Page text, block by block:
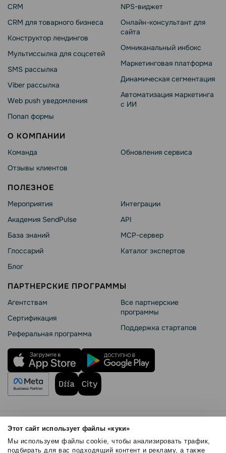
Этот сайт использует файлы «куки»
Мы используем файлы cookie, чтобы анализировать трафик,
подбирать для вас подходящий контент и рекламу, а также
CRM
CRM для товарного бизнеса
Конструктор лендингов
Мультиссылка для соцсетей
SMS рассылка
Viber рассылка
Web push уведомления
Попап формы
NPS-виджет
Онлайн-консультант для
сайта
Омниканальный инбокс
Маркетинговая платформа
Динамическая сегментация
Автоматизация маркетинга
с ИИ
О КОМПАНИИ
Команда
Отзывы клиентов
Обновления сервиса
ПОЛЕЗНОЕ
Мероприятия
Академия SendPulse
База знаний
Глоссарий
Блог
Интеграции
API
MCP-сервер
Каталог экспертов
ПАРТНЕРСКИЕ ПРОГРАММЫ
Агентствам
Сертификация
Реферальная программа
Все партнерские
программы
Поддержка стартапов
Правила использования
Безопасность SendPulse
Политика конфиденциальности